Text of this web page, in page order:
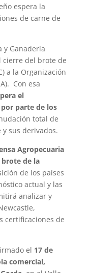
espera la
de carne de
y Ganadería
cierre del brote de
a la Organización
Con esa
el
parte de los
total de
y sus derivados.
Agropecuaria
de la
de los países
actual y las
analizar y
certificaciones de
el 17 de
comercial,